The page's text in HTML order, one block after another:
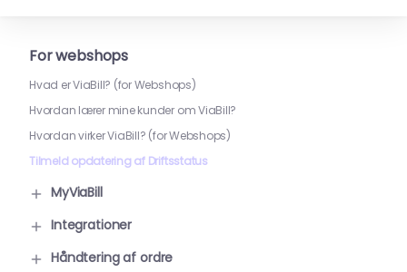
For webshops
Hvad er ViaBill? (for Webshops)
Hvordan lærer mine kunder om ViaBill?
Hvordan virker ViaBill? (for Webshops)
Tilmeld opdatering af Driftsstatus
MyViaBill
Integrationer
Håndtering af ordre